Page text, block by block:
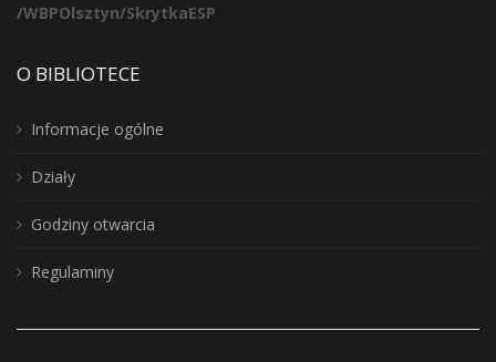
/WBPOlsztyn/SkrytkaESP
O BIBLIOTECE
Informacje ogólne
Działy
Godziny otwarcia
Regulaminy